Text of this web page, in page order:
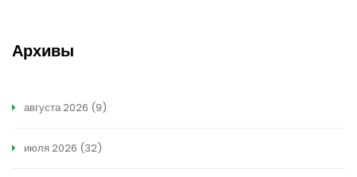
Архивы
августа 2026 (9)
июля 2026 (32)